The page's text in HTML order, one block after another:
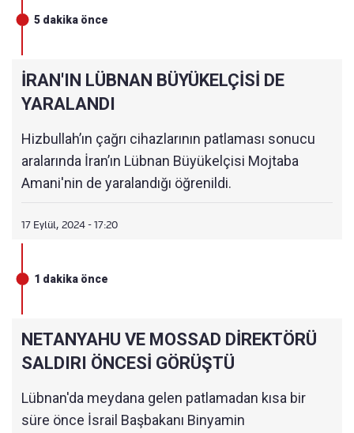
5 dakika önce
İRAN'IN LÜBNAN BÜYÜKELÇİSİ DE
YARALANDI
Hizbullah’ın çağrı cihazlarının patlaması sonucu
aralarında İran’ın Lübnan Büyükelçisi Mojtaba
Amani'nin de yaralandığı öğrenildi.
17 Eylül, 2024 - 17:20
1 dakika önce
NETANYAHU VE MOSSAD DİREKTÖRÜ
SALDIRI ÖNCESİ GÖRÜŞTÜ
Lübnan'da meydana gelen patlamadan kısa bir
süre önce İsrail Başbakanı Binyamin